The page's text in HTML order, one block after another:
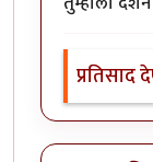
प्रतिसाद